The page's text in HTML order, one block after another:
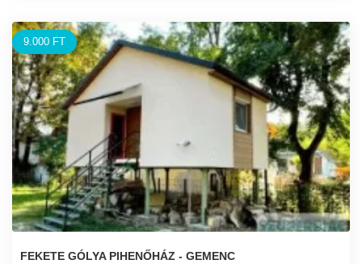
9.000 FT
FEKETE GÓLYA PIHENŐHÁZ - GEMENC